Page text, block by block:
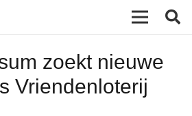
zoekt nieuwe
Vriendenloterij